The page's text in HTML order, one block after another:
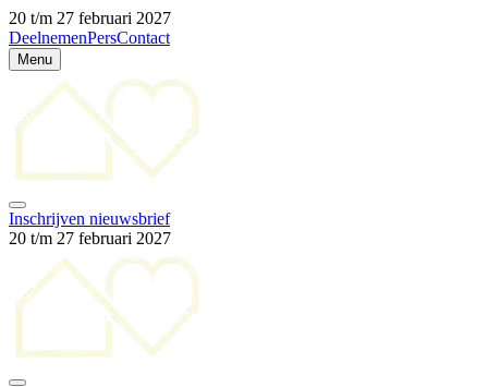
20 t/m 27 februari 2027
DeelnemenPersContact
Menu
Inschrijven nieuwsbrief
20 t/m 27 februari 2027